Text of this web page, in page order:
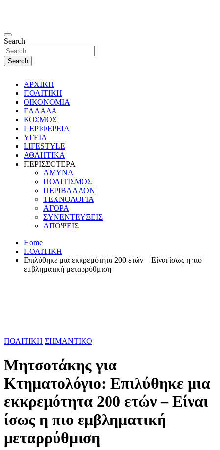
Search
Search
ΑΡΧΙΚΗ
ΠΟΛΙΤΙΚΗ
ΟΙΚΟΝΟΜΙΑ
ΕΛΛΑΔΑ
ΚΟΣΜΟΣ
ΠΕΡΙΦΕΡΕΙΑ
ΥΓΕΙΑ
LIFESTYLE
ΑΘΛΗΤΙΚΑ
ΠΕΡΙΣΣΟΤΕΡΑ
ΑΜΥΝΑ
ΠΟΛΙΤΙΣΜΟΣ
ΠΕΡΙΒΑΛΛΟΝ
ΤΕΧΝΟΛΟΓΙΑ
ΑΓΟΡΑ
ΣΥΝΕΝΤΕΥΞΕΙΣ
ΑΠΟΨΕΙΣ
Home
ΠΟΛΙΤΙΚΗ
Επιλύθηκε μια εκκρεμότητα 200 ετών – Είναι ίσως η πιο
εμβληματική μεταρρύθμιση
ΠΟΛΙΤΙΚΗ ΣΗΜΑΝΤΙΚΟ
Μητσοτάκης για
Κτηματολόγιο: Επιλύθηκε μια
εκκρεμότητα 200 ετών – Είναι
ίσως η πιο εμβληματική
μεταρρύθμιση